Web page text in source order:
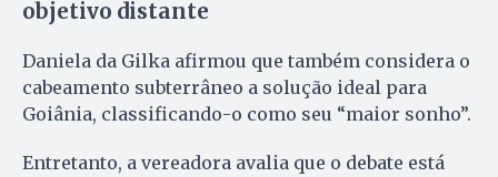
objetivo distante
Daniela da Gilka afirmou que também considera o
cabeamento subterrâneo a solução ideal para
Goiânia, classificando-o como seu “maior sonho”.
Entretanto, a vereadora avalia que o debate está